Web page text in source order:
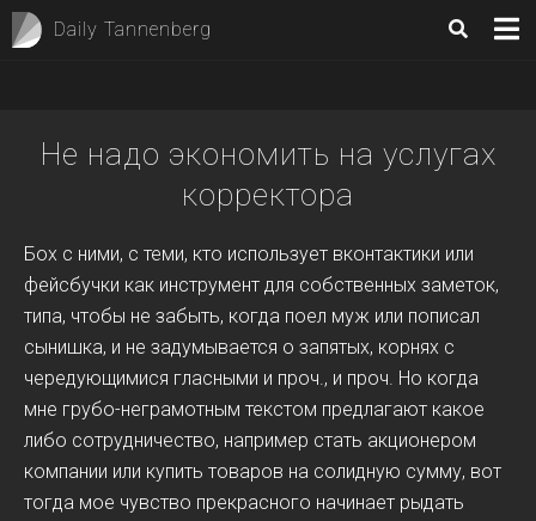
Daily Tannenberg
Не надо экономить на услугах
корректора
Бох с ними, с теми, кто использует вконтактики или
фейсбучки как инструмент для собственных заметок,
типа, чтобы не забыть, когда поел муж или пописал
сынишка, и не задумывается о запятых, корнях с
чередующимися гласными и проч., и проч. Но когда
мне грубо-неграмотным текстом предлагают какое
либо сотрудничество, например стать акционером
компании или купить товаров на солидную сумму, вот
тогда мое чувство прекрасного начинает рыдать